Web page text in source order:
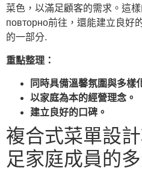
菜色，以滿足顧客的需求。這
повторно前往，還能建立良好
的一部分.
重點整理：
同時具備溫馨氛圍與多樣
以家庭為本的經營理念。
建立良好的口碑。
複合式菜單設
足家庭成員的